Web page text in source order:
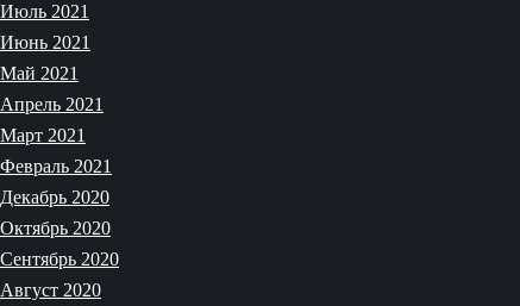
Июль 2021
Июнь 2021
Май 2021
Апрель 2021
Март 2021
Февраль 2021
Декабрь 2020
Октябрь 2020
Сентябрь 2020
Август 2020